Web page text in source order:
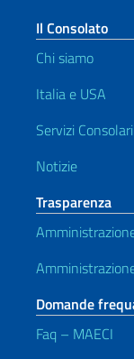
Il Consolato
Chi siamo
Italia e USA
Servizi
Notizie
Trasparenza
Domande
Faq – MAECI